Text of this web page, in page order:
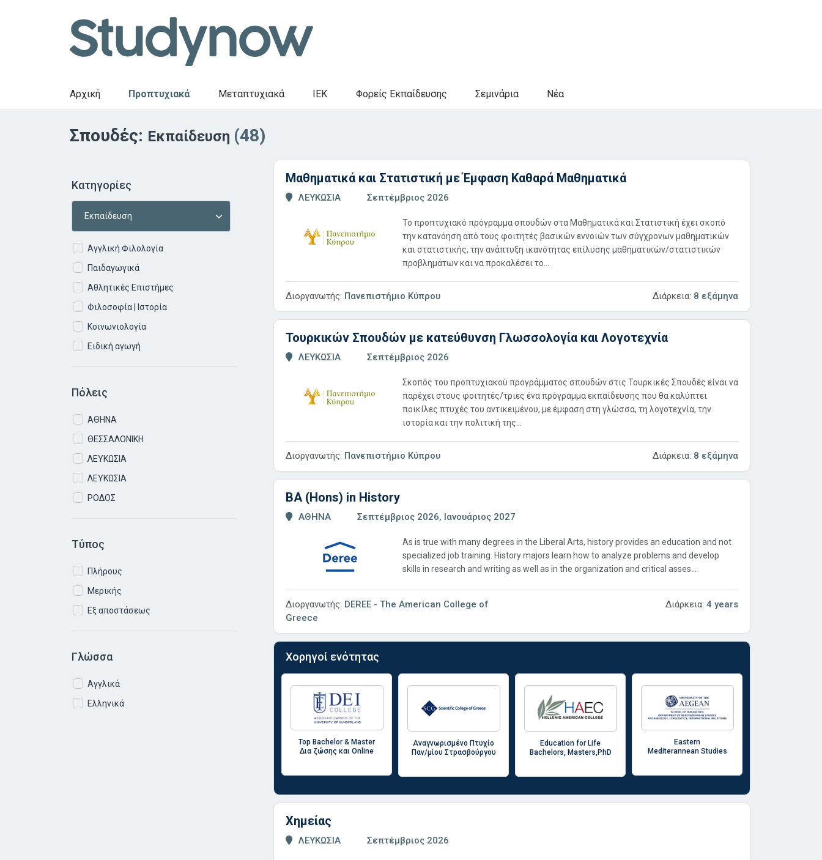
Αρχική Προπτυχιακά Μεταπτυχιακά IEK Φορείς Εκπαίδευσης Σεμινάρια Νέα
Σπουδές: Εκπαίδευση (48)
Κατηγορίες
Αγγλική Φιλολογία
Παιδαγωγικά
Αθλητικές Επιστήμες
Φιλοσοφία | Ιστορία
Κοινωνιολογία
Ειδική αγωγή
Πόλεις
ΑΘΗΝΑ
ΘΕΣΣΑΛΟΝΙΚΗ
ΛΕΥΚΩΣΙΑ
ΛΕΥΚΩΣΙΑ
ΡΟΔΟΣ
Τύπος
Πλήρους
Μερικής
Εξ αποστάσεως
Γλώσσα
Αγγλικά
Ελληνικά
Μαθηματικά και Στατιστική με Έμφαση Καθαρά Μαθηματικά
ΛΕΥΚΩΣΙΑ Σεπτέμβριος 2026
Το προπτυχιακό πρόγραμμα σπουδών στα Μαθηματικά και Στατιστική έχει σκοπό
την κατανόηση από τους φοιτητές βασικών εννοιών των σύγχρονων μαθηματικών
και στατιστικής, την ανάπτυξη ικανότητας επίλυσης μαθηματικών/στατιστικών
προβλημάτων και να προκαλέσει το...
Διοργανωτής: Πανεπιστήμιο Κύπρου Διάρκεια: 8 εξάμηνα
Τουρκικών Σπουδών με κατεύθυνση Γλωσσολογία και Λογοτεχνία
ΛΕΥΚΩΣΙΑ Σεπτέμβριος 2026
Σκοπός του προπτυχιακού προγράμματος σπουδών στις Τουρκικές Σπουδές είναι να
παρέχει στους φοιτητές/τριες ένα πρόγραμμα εκπαίδευσης που θα καλύπτει
ποικίλες πτυχές του αντικειμένου, με έμφαση στη γλώσσα, τη λογοτεχνία, την
ιστορία και την πολιτική της...
Διοργανωτής: Πανεπιστήμιο Κύπρου Διάρκεια: 8 εξάμηνα
BA (Hons) in History
ΑΘΗΝΑ Σεπτέμβριος 2026, Ιανουάριος 2027
As is true with many degrees in the Liberal Arts, history provides an education and not
specialized job training. History majors learn how to analyze problems and develop
skills in research and writing as well as in the organization and critical asses...
Διοργανωτής: DEREE - The American College of
Greece
Διάρκεια: 4 years
Χορηγοί ενότητας
Top Bachelor & Master
Δια ζώσης και Online
Αναγνωρισμένο Πτυχίο
Παν/μίου Στρασβούργου
Education for Life
Bachelors, Masters,PhD
Eastern
Mediterannean Studies
Χημείας
ΛΕΥΚΩΣΙΑ Σεπτέμβριος 2026